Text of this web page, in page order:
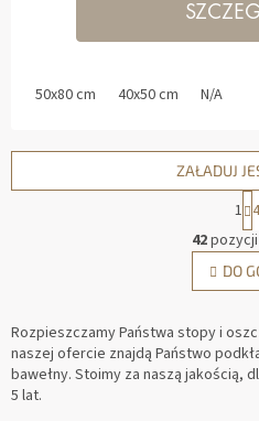
50x80 cm 40x50 cm N/A
K
T
L
K
ZAŁADUJ
P
N
A
C
1 4
42pozycji
DO
Rozpieszczamy Państwa stopy i
naszej ofercie znajdą Państwo
bawełny. Stoimy za naszą jakością,
5 lat.